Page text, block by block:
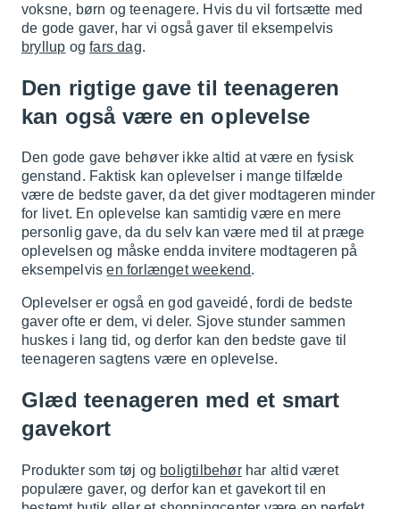
voksne, børn og teenagere. Hvis du vil fortsætte med
de gode gaver, har vi også gaver til eksempelvis
bryllup ogfars dag.
Den rigtige gave til teenageren
kan også være en oplevelse
Den gode gave behøver ikke altid at være en fysisk
genstand. Faktisk kan oplevelser i mange tilfælde
være de bedste gaver, da det giver modtageren minder
for livet. En oplevelse kan samtidig være en mere
personlig gave, da du selv kan være med til at præge
oplevelsen og måske endda invitere modtageren på
eksempelvisen forlænget weekend.
Oplevelser er også en god gaveidé, fordi de bedste
gaver ofte er dem, vi deler. Sjove stunder sammen
huskes i lang tid, og derfor kan den bedste gave til
teenageren sagtens være en oplevelse.
Glæd teenageren med et smart
gavekort
Produkter som tøj og boligtilbehørhar altid været
populære gaver, og derfor kan et gavekort til en